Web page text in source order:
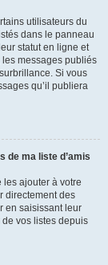
utilisateurs du
dans le panneau
statut en ligne et
les messages publiés
Si vous
qu’il publiera
de ma liste d’amis
les ajouter à votre
directement des
en saisissant leur
de vos listes depuis